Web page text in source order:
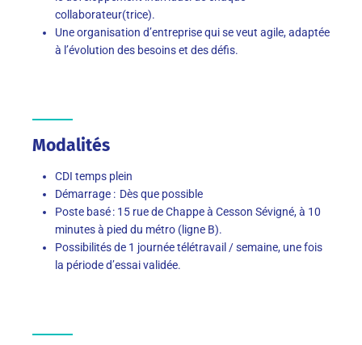
collaborateur(trice).
Une organisation d’entreprise qui se veut agile, adaptée
à l’évolution des besoins et des défis.
Modalités
CDI temps plein
Démarrage : Dès que possible
Poste basé : 15 rue de Chappe à Cesson Sévigné, à 10
minutes à pied du métro (ligne B).
Possibilités de 1 journée télétravail / semaine, une fois
la période d’essai validée.